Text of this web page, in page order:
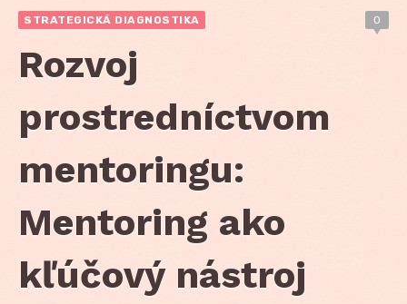
STRATEGICKÁ DIAGNOSTIKA 0
Rozvoj
prostredníctvom
mentoringu:
Mentoring ako
kľúčový nástroj